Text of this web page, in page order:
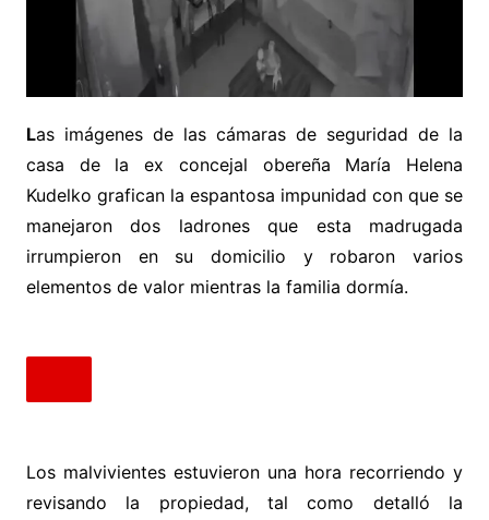
Las imágenes de las cámaras de seguridad de la
casa de la ex concejal obereña María Helena
Kudelko grafican la espantosa impunidad con que se
manejaron dos ladrones que esta madrugada
irrumpieron en su domicilio y robaron varios
elementos de valor mientras la familia dormía.
Los malvivientes estuvieron una hora recorriendo y
revisando la propiedad, tal como detalló la